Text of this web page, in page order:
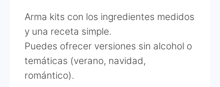
Arma kits con los ingredientes medidos
y una receta simple.
Puedes ofrecer versiones sin alcohol o
temáticas (verano, navidad,
romántico).